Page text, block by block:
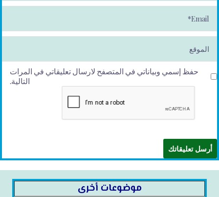
ai
حفظ إسمي وبياناتي في المتصفح لارسال تعليقاتي في المرات
التالية.
موضوعات أخرى